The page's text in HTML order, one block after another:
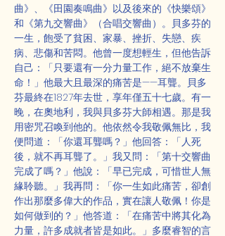
曲》、《田園奏鳴曲》以及後來的《快樂頌》
和《第九交響曲》（合唱交響曲）。貝多芬的
一生，飽受了貧困、家暴、挫折、失戀、疾
病、悲傷和苦悶。他曾一度想輕生，但他告訴
自己：「只要還有一分力量工作，絕不放棄生
命！」他最大且最深的痛苦是——耳聾。貝多
芬最終在1827年去世，享年僅五十七歲。有一
晚，在奧地利，我與貝多芬大師相遇。那是我
用密咒召喚到他的。他依然令我敬佩無比，我
便問道：「你還耳聾嗎？」他回答：「人死
後，就不再耳聾了。」我又問：「第十交響曲
完成了嗎？」他說：「早已完成，可惜世人無
緣聆聽。」我再問：「你一生如此痛苦，卻創
作出那麼多偉大的作品，實在讓人敬佩！你是
如何做到的？」他答道：「在痛苦中將其化為
力量，許多成就者皆是如此。」多麼睿智的言